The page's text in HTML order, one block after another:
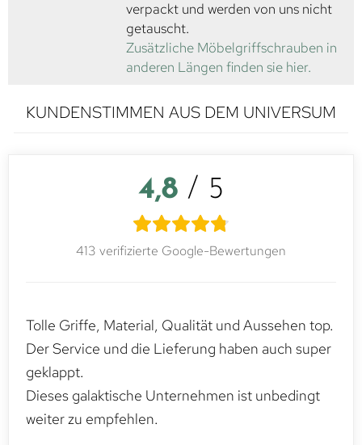
verpackt und werden von uns nicht
getauscht.
Zusätzliche Möbelgriffschrauben in
anderen Längen finden sie hier.
KUNDENSTIMMEN AUS DEM UNIVERSUM
4,8 / 5
413 verifizierte Google-Bewertungen
Tolle Griffe, Material, Qualität und Aussehen top.
Der Service und die Lieferung haben auch super
geklappt.
Dieses galaktische Unternehmen ist unbedingt
weiter zu empfehlen.